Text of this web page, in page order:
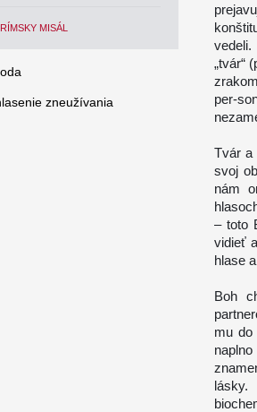
RÍMSKY MISÁL
vedeli.
„tvár“
per-
Tvár a
svoj
nám
– toto
vidieť
hlase
Boh
mu do